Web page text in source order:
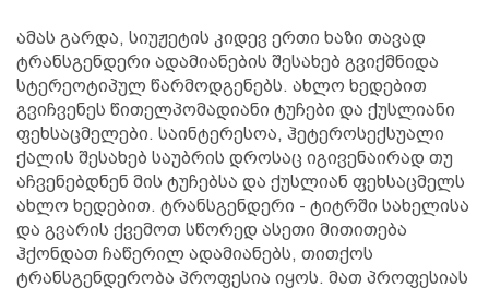
ამას გარდა, სიუჟეტის კიდევ ერთი ხაზი თავად
ტრანსგენდერი ადამიანების შესახებ გვიქმნიდა
სტერეოტიპულ წარმოდგენებს. ახლო ხედებით
გვიჩვენეს წითელპომადიანი ტუჩები და ქუსლიანი
ფეხსაცმელები. საინტერესოა, ჰეტეროსექსუალი
ქალის შესახებ საუბრის დროსაც იგივენაირად თუ
აჩვენებდნენ მის ტუჩებსა და ქუსლიან ფეხსაცმელს
ახლო ხედებით. ტრანსგენდერი - ტიტრში სახელისა
და გვარის ქვემოთ სწორედ ასეთი მითითება
ჰქონდათ ჩაწერილ ადამიანებს, თითქოს
ტრანსგენდერობა პროფესია იყოს. მათ პროფესიას